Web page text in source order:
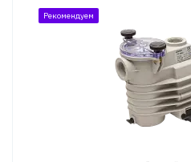
Рекомендуем